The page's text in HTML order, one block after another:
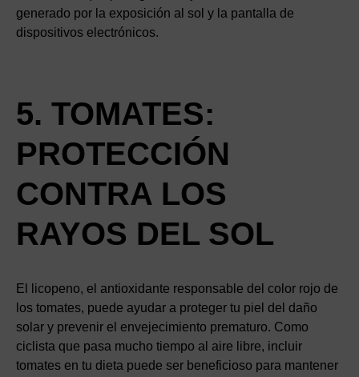
generado por la exposición al sol y la pantalla de
dispositivos electrónicos.
5. TOMATES:
PROTECCIÓN
CONTRA LOS
RAYOS DEL SOL
El licopeno, el antioxidante responsable del color rojo de
los tomates, puede ayudar a proteger tu piel del daño
solar y prevenir el envejecimiento prematuro. Como
ciclista que pasa mucho tiempo al aire libre, incluir
tomates en tu dieta puede ser beneficioso para mantener